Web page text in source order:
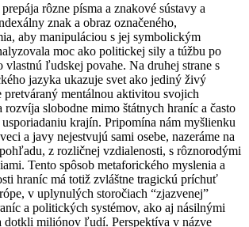
rôzne písma a znakové sústavy a
znak a obraz označeného,
aby manipuláciou s jej symbolickým
moc ako politickej sily a túžbu po
vlastnú ľudskej povahe. Na druhej strane s
jazyka ukazuje svet ako jediný živý
pretváraný mentálnou aktivitou svojich
slobodne mimo štátnych hraníc a často
krajín. Pripomína nám myšlienku
a javy nejestvujú sami osebe, nazeráme na
z rozličnej vzdialenosti, s rôznorodými
Tento spôsob metaforického myslenia a
hraníc má totiž zvláštne tragickú príchuť
v uplynulých storočiach “zjazvenej”
a politických systémov, ako aj násilnými
dotkli miliónov ľudí. Perspektíva v názve